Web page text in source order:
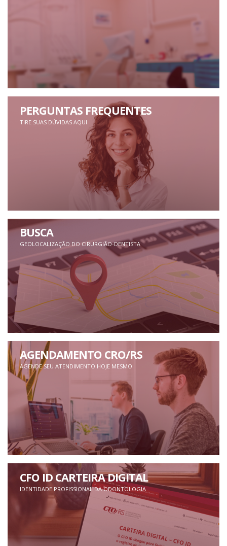
PERGUNTAS FREQUENTES
TIRE SUAS DÚVIDAS AQUI
BUSCA
GEOLOCALIZAÇÃO DO CIRURGIÃO-DENTISTA
AGENDAMENTO CRO/RS
AGENDE SEU ATENDIMENTO HOJE MESMO.
CFO ID CARTEIRA DIGITAL
IDENTIDADE PROFISSIONAL DA ODONTOLOGIA